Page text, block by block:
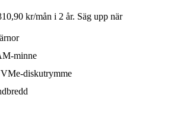
kr/mån i 2 år. Säg upp när
minne
diskutrymme